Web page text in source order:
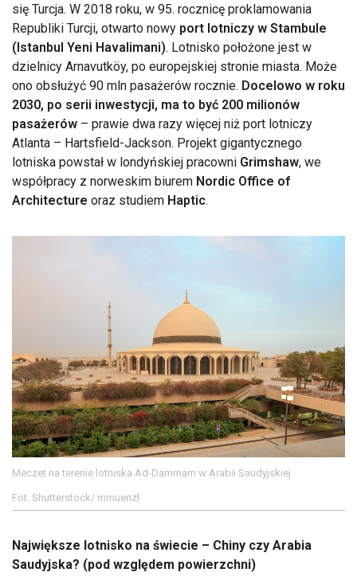
się Turcja. W 2018 roku, w 95. rocznicę proklamowania
Republiki Turcji, otwarto nowy port lotniczy w Stambule
(Istanbul Yeni Havalimani). Lotnisko położone jest w
dzielnicy Arnavutköy, po europejskiej stronie miasta. Może
ono obsłużyć 90 mln pasażerów rocznie. Docelowo w roku
2030, po serii inwestycji, ma to być 200 milionów
pasażerów – prawie dwa razy więcej niż port lotniczy
Atlanta – Hartsfield-Jackson. Projekt gigantycznego
lotniska powstał w londyńskiej pracowni Grimshaw, we
współpracy z norweskim biurem Nordic Office of
Architecture oraz studiem Haptic.
Meczet na terenie lotniska Ad-Dammam w Arabii Saudyjskiej
Fot. Shutterstock/ mmuenzl
Największe lotnisko na świecie – Chiny czy Arabia
Saudyjska? (pod względem powierzchni)